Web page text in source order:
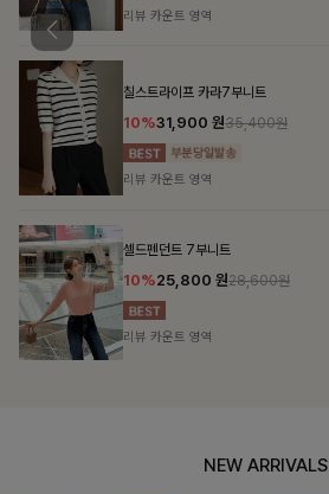
리뷰 카운트 영역
칠스트라이프 카라7부니트
10%31,900 원35,400원
리뷰 카운트 영역
셀드펜던트 7부니트
10%25,800 원28,600원
리뷰 카운트 영역
NEW ARRIVALS